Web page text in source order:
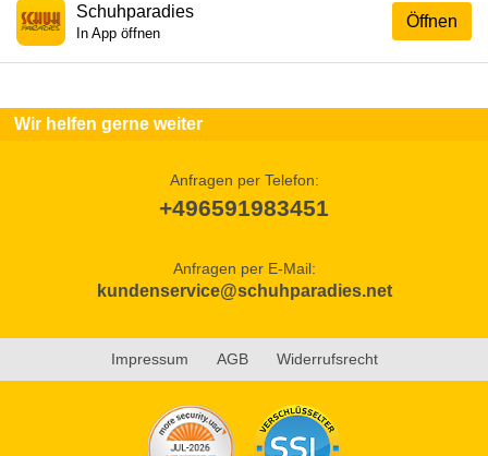
Öffnen
Schuhparadies
In App öffnen
Wir helfen gerne weiter
Anfragen per Telefon:
+496591983451
Anfragen per E-Mail:
kundenservice@schuhparadies.net
Impressum AGB Widerrufsrecht